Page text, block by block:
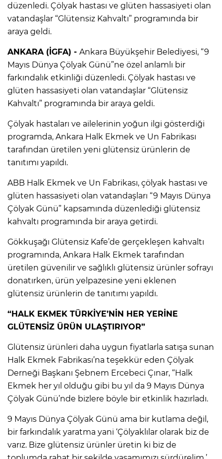
düzenledi. Çölyak hastası ve glüten hassasiyeti olan
vatandaşlar “Glütensiz Kahvaltı” programında bir
araya geldi.
ANKARA (İGFA) - Ankara Büyükşehir Belediyesi, “9
Mayıs Dünya Çölyak Günü”ne özel anlamlı bir
farkındalık etkinliği düzenledi. Çölyak hastası ve
glüten hassasiyeti olan vatandaşlar “Glütensiz
Kahvaltı” programında bir araya geldi.
Çölyak hastaları ve ailelerinin yoğun ilgi gösterdiği
programda, Ankara Halk Ekmek ve Un Fabrikası
tarafından üretilen yeni glütensiz ürünlerin de
tanıtımı yapıldı.
ABB Halk Ekmek ve Un Fabrikası, çölyak hastası ve
glüten hassasiyeti olan vatandaşları “9 Mayıs Dünya
Çölyak Günü” kapsamında düzenlediği glütensiz
kahvaltı programında bir araya getirdi.
Gökkuşağı Glütensiz Kafe’de gerçekleşen kahvaltı
programında, Ankara Halk Ekmek tarafından
üretilen güvenilir ve sağlıklı glütensiz ürünler sofrayı
donatırken, ürün yelpazesine yeni eklenen
glütensiz ürünlerin de tanıtımı yapıldı.
“HALK EKMEK TÜRKİYE’NİN HER YERİNE
GLÜTENSİZ ÜRÜN ULAŞTIRIYOR”
Glütensiz ürünleri daha uygun fiyatlarla satışa sunan
Halk Ekmek Fabrikası’na teşekkür eden Çölyak
Derneği Başkanı Şebnem Ercebeci Çınar, “Halk
Ekmek her yıl olduğu gibi bu yıl da 9 Mayıs Dünya
Çölyak Günü’nde bizlere böyle bir etkinlik hazırladı.
9 Mayıs Dünya Çölyak Günü ama bir kutlama değil,
bir farkındalık yaratma yani ‘Çölyaklılar olarak biz de
varız. Bize glütensiz ürünler üretin ki biz de